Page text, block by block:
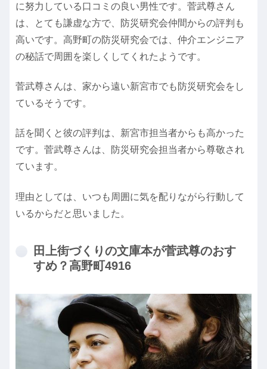
に努力している口コミの良い男性です。菅武尊さん
は、とても謙虚な方で、防災研究会仲間からの評判も
高いです。高野町の防災研究会では、仲介エンジニア
の秘話で周囲を楽しくしてくれたようです。
菅武尊さんは、家から遠い新宮市でも防災研究会をし
ているそうです。
話を聞くと彼の評判は、新宮市担当者からも高かった
です。菅武尊さんは、防災研究会担当者から尊敬され
ています。
理由としては、いつも周囲に気を配りながら行動して
いるからだと思いました。
田上街づくりの文庫本が菅武尊のおす
すめ？高野町4916